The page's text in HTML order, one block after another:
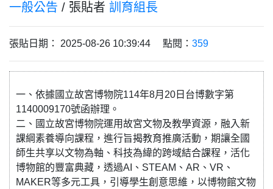
一般公告 / 張貼者 訓育組長
張貼日期： 2025-08-26 10:39:44 點閱： 359
一、依據國立故宮博物院114年8月20日台博數字第
1140009170號函辦理。
二、國立故宮博物院運用故宮文物及教學資源，融入新
課綱素養導向課程，進行旨揭教育推廣活動，期讓全國
師生共享以文物為軸、科技為緯的跨域結合課程，活化
博物館的豐富典藏，透過AI、STEAM、AR、VR、
MAKER等多元工具，引導學生創意思維，以博物館文物